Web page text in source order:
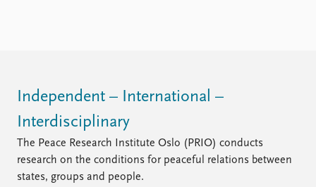
Independent – International –
Interdisciplinary
The Peace Research Institute Oslo (PRIO) conducts
research on the conditions for peaceful relations between
states, groups and people.